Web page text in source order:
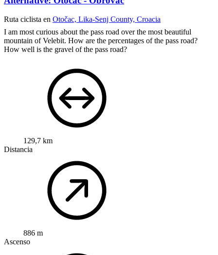
Ruta ciclista en Otočac, Lika-Senj County, Croacia
I am most curious about the pass road over the most beautiful
mountain of Velebit. How are the percentages of the pass road?
How well is the gravel of the pass road?
129,7 km
Distancia
886 m
Ascenso